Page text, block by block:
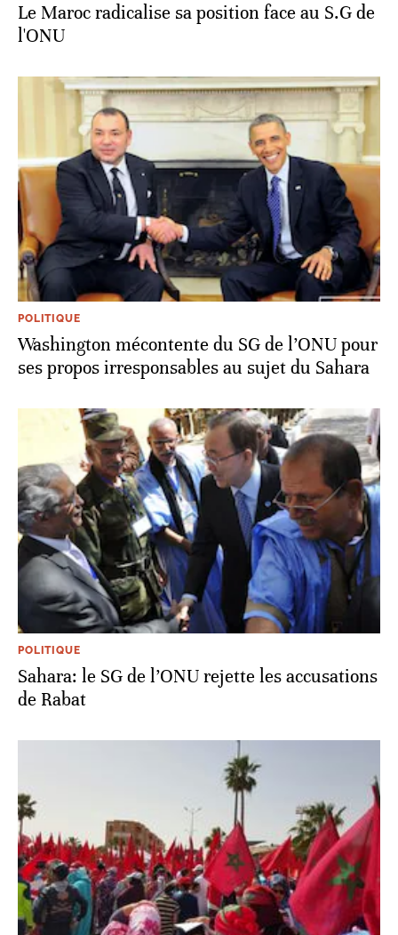
Le Maroc radicalise sa position face au S.G de
l'ONU
POLITIQUE
Washington mécontente du SG de l’ONU pour
ses propos irresponsables au sujet du Sahara
POLITIQUE
Sahara: le SG de l’ONU rejette les accusations
de Rabat